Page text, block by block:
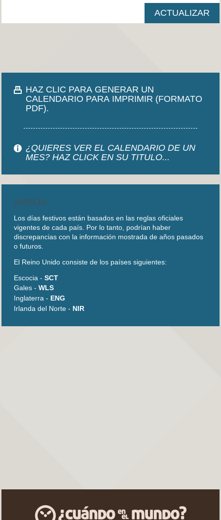
HAZ CLIC PARA GENERAR UN
CALENDARIO PARA IMPRIMIR (FORMATO
PDF).
¿QUIERES VER EL CALENDARIO DE UN
MES? HAZ CLICK EN SU TITULO...
AVISOS
Los días festivos están basados en las reglas oficiales
vigentes de cada país. Por lo tanto, podrían haber
discrepancias con la información mostrada de años pasados
o futuros.
El Reino Unido consiste de los países siguientes:
Escocia - SCT
Gales - WLS
Inglaterra - ENG
Irlanda del Norte - NIR